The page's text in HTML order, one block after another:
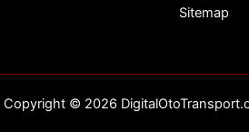
Sitemap
Copyright © 2026